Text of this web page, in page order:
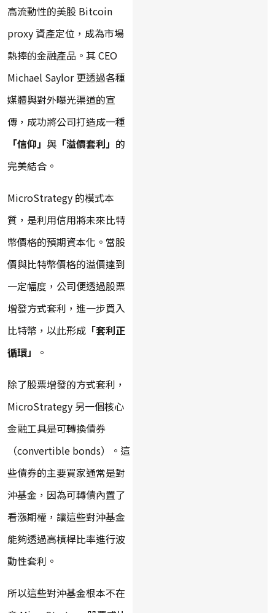
高流動性的美股 Bitcoin
proxy 資產定位，成為市場
熱捧的金融產品。其 CEO
Michael Saylor 更透過各種
媒體與對外曝光渠道的宣
傳，成功將公司打造成一種
「信仰」 與 「溢價套利」 的
完美結合。
MicroStrategy 的模式本
質，是利用信用將未來比特
幣價格的預期資本化。當股
價與比特幣價格的溢價達到
一定幅度，公司便透過股票
增發方式套利，進一步買入
比特幣，以此形成 「套利正
循環」
。
除了股票增發的方式套利，
MicroStrategy 另一個核心
金融工具是可轉換債券
（convertible bonds）。這
些債券的主要買家通常是對
沖基金，因為可轉債內置了
看漲期權，讓這些對沖基金
能夠透過高槓桿比率進行波
動性套利。
所以這些對沖基金根本不在